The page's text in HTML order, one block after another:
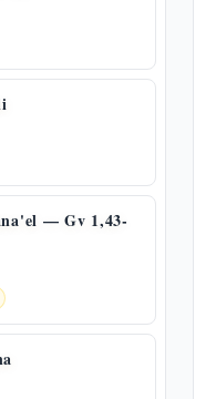
— Gv 1,43-